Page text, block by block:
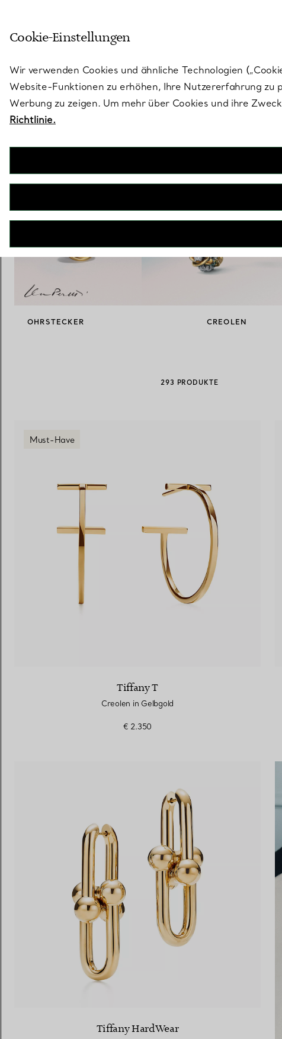
OHRSTECKER CREOLEN
293 PRODUKTE
Must-Have
Tiffany T
Creolen in Gelbgold
€ 2.350
Tiffany HardWear
Cookie-Einstellungen
Wir verwenden Cookies und ähnliche Technologien
Website-Funktionen zu erhöhen, Ihre Nutzererfahrung zu
Werbung zu zeigen. Um mehr über Cookies und ihre
Richtlinie.